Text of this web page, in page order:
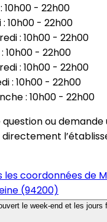
10h00 - 22h00
: 10h00 - 22h00
: 10h00 - 22h00
10h00 - 22h00
: 10h00 - 22h00
: 10h00 - 22h00
: 10h00 - 22h00
ou demande
les coordonnées de
(94200)
le week-end et les jours